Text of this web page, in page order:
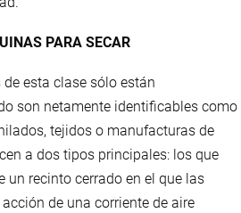
PARA SECAR
esta clase sólo están
son netamente identificables como
tejidos o manufacturas de
a dos tipos principales: los que
un recinto cerrado en el que las
de una corriente de aire